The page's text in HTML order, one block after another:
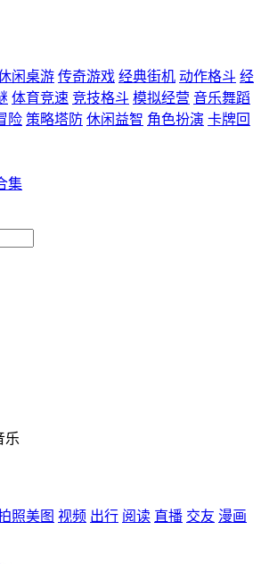
闲桌游 传奇游戏 经典街机 动作格斗 经
体育竞速 竞技格斗 模拟经营 音乐舞蹈
险 策略塔防 休闲益智 角色扮演 卡牌回
集
乐
照美图 视频 出行 阅读 直播 交友 漫画